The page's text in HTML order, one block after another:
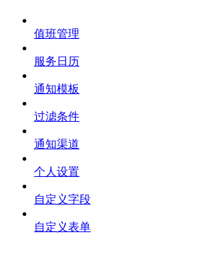
值班管理
服务日历
通知模板
过滤条件
通知渠道
个人设置
自定义字段
自定义表单